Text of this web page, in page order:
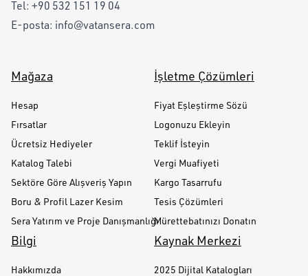
Tel: +90 532 151 19 04
E-posta: info@vatansera.com
Mağaza
Hesap
Fırsatlar
Ücretsiz Hediyeler
Katalog Talebi
Sektöre Göre Alışveriş Yapın
Boru & Profil Lazer Kesim
Sera Yatırım ve Proje Danışmanlığı
İşletme Çözümleri
Fiyat Eşleştirme Sözü
Logonuzu Ekleyin
Teklif İsteyin
Vergi Muafiyeti
Kargo Tasarrufu
Tesis Çözümleri
Mürettebatınızı Donatın
Bilgi
Hakkımızda
Kaynak Merkezi
2025 Dijital Katalogları